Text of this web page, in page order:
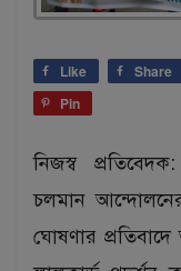
Like Share
Pin
নিজস্ব
চলমান
ঘোষণার